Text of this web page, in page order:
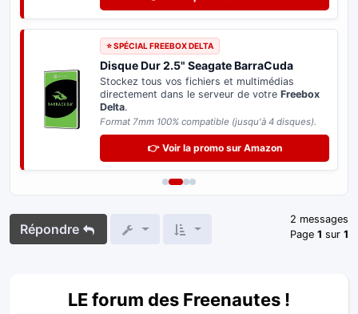
⭐ SPÉCIAL FREEBOX DELTA
Disque Dur 2.5" Seagate BarraCuda
Stockez tous vos fichiers et multimédias
directement dans le serveur de votre Freebox
Delta.
Format 7mm 100% compatible (jusqu'à 4 disques).
👉 Voir la promo sur Amazon
Répondre
2 messages
Page 1 sur 1
LE forum des Freenautes !